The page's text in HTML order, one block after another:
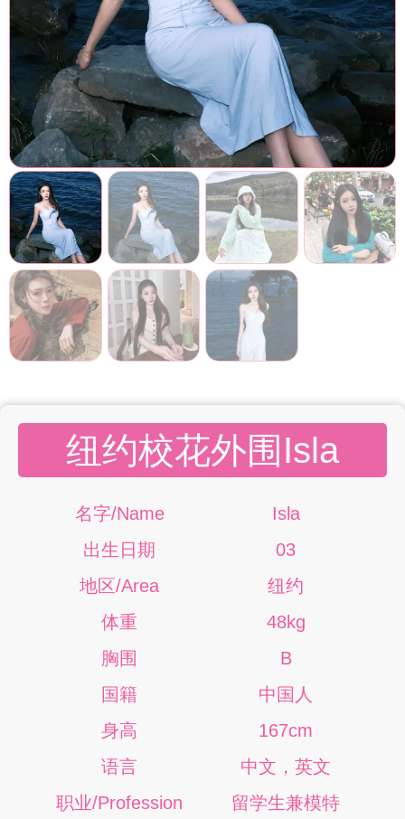
纽约校花外围Isla
名字/Name
Isla
出生日期
03
地区/Area
纽约
体重
48kg
胸围
B
国籍
中国人
身高
167cm
语言
中文，英文
职业/Profession
留学生兼模特